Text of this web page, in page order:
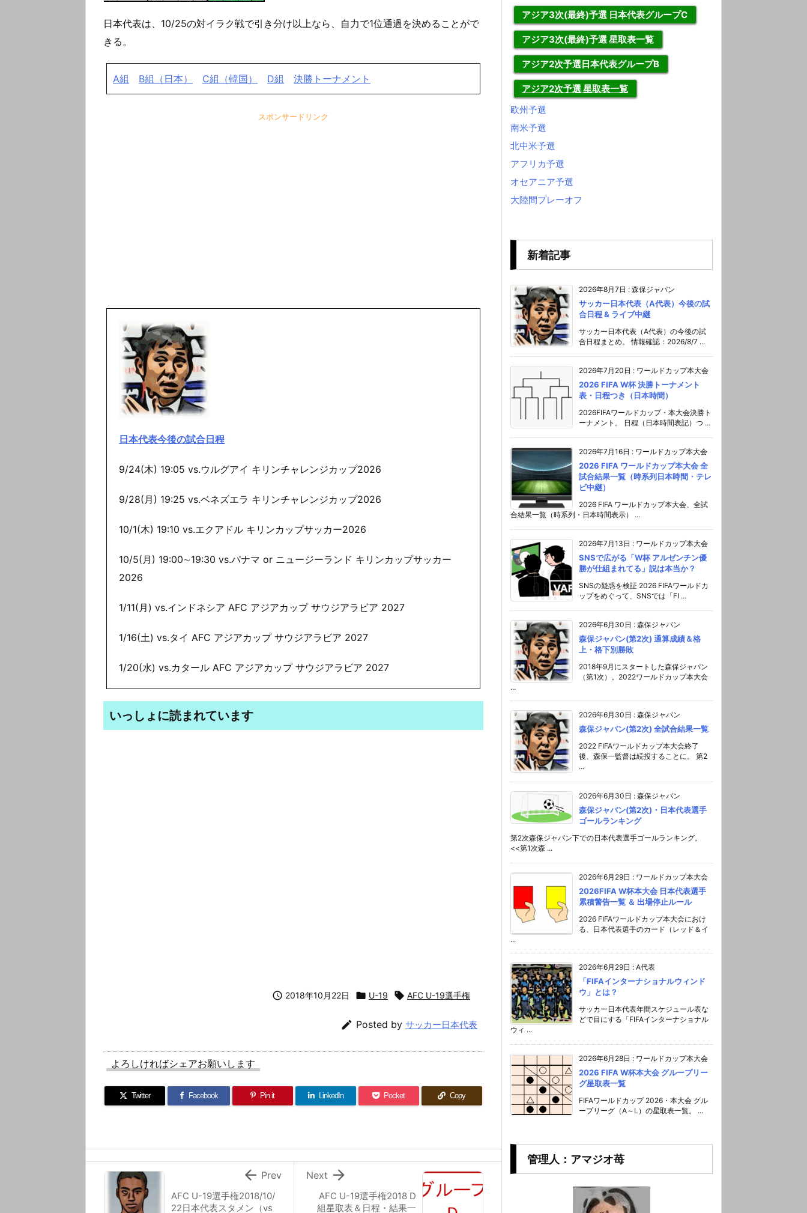
日本代表は、10/25の対イラク戦で引き分け以上なら、自力で1位通過を決めることがで
きる。
A組 B組（日本） C組（韓国） D組 決勝トーナメント
スポンサードリンク
日本代表今後の試合日程
9/24(木) 19:05 vs.ウルグアイ キリンチャレンジカップ2026
9/28(月) 19:25 vs.ベネズエラ キリンチャレンジカップ2026
10/1(木) 19:10 vs.エクアドル キリンカップサッカー2026
10/5(月) 19:00∼19:30 vs.パナマ or ニュージーランド キリンカップサッカー
2026
1/11(月) vs.インドネシア AFC アジアカップ サウジアラビア 2027
1/16(土) vs.タイ AFC アジアカップ サウジアラビア 2027
1/20(水) vs.カタール AFC アジアカップ サウジアラビア 2027
いっしょに読まれています
 2018年10月22日  U-19  AFC U-19選手権
 Posted by サッカー日本代表
よろしければシェアお願いします
Twitter Facebook Pin it LinkedIn Pocket Copy
AFC U-19選手権2018 D
組星取表＆日程・結果一

Next
AFC U-19選手権2018/10/
22日本代表スタメン（vs
 Prev
アジア3次(最終)予選 日本代表グループC
アジア3次(最終)予選 星取表一覧
アジア2次予選日本代表グループB
アジア2次予選 星取表一覧
欧州予選
南米予選
北中米予選
アフリカ予選
オセアニア予選
大陸間プレーオフ
新着記事
2026年8月7日 : 森保ジャパン
サッカー日本代表（A代表）今後の試
合日程 & ライブ中継
サッカー日本代表（A代表）の今後の試
合日程まとめ。 情報確認：2026/8/7 ...
2026年7月20日 : ワールドカップ本大会
2026 FIFA W杯 決勝トーナメント
表・日程つき（日本時間）
2026FIFAワールドカップ・本大会決勝ト
ーナメント。 日程（日本時間表記）つ ...
2026年7月16日 : ワールドカップ本大会
2026 FIFA ワールドカップ本大会 全
試合結果一覧（時系列日本時間・テレ
ビ中継）
2026 FIFA ワールドカップ本大会、全試
合結果一覧（時系列・日本時間表示） ...
2026年7月13日 : ワールドカップ本大会
SNSで広がる「W杯 アルゼンチン優
勝が仕組まれてる」説は本当か？
SNSの疑惑を検証 2026 FIFAワールドカ
ップをめぐって、SNSでは「FI ...
2026年6月30日 : 森保ジャパン
森保ジャパン(第2次) 通算成績＆格
上・格下別勝敗
2018年9月にスタートした森保ジャパン
（第1次）。2022ワールドカップ本大会
...
2026年6月30日 : 森保ジャパン
森保ジャパン(第2次) 全試合結果一覧
2022 FIFAワールドカップ本大会終了
後、森保一監督は続投することに。 第2
...
2026年6月30日 : 森保ジャパン
森保ジャパン(第2次)・日本代表選手
ゴールランキング
第2次森保ジャパン下での日本代表選手ゴールランキング。
<<第1次森 ...
2026年6月29日 : ワールドカップ本大会
2026FIFA W杯本大会 日本代表選手
累積警告一覧 ＆ 出場停止ルール
2026 FIFAワールドカップ本大会におけ
る、日本代表選手のカード（レッド＆イ
...
2026年6月29日 : A代表
「FIFAインターナショナルウィンド
ウ」とは？
サッカー日本代表年間スケジュール表な
どで目にする「FIFAインターナショナル
ウィ ...
2026年6月28日 : ワールドカップ本大会
2026 FIFA W杯本大会 グループリー
グ星取表一覧
FIFAワールドカップ 2026・本大会 グル
ープリーグ（A～L）の星取表一覧。 ...
管理人：アマジオ苺